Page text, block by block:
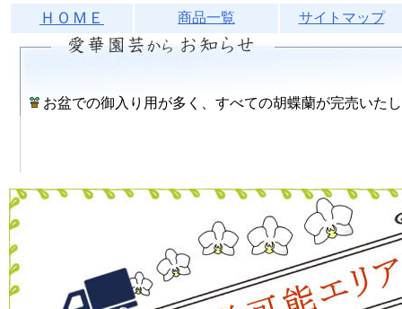
ＨＯＭＥ 商品一覧 サイトマップ
お盆での御入り用が多く、すべての胡蝶蘭が完売いた